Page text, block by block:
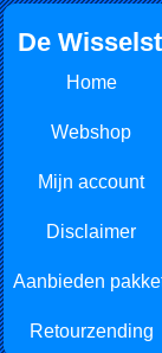
De
Home
Webshop
Mijn account
Disclaimer
Aanbieden
Retourzending